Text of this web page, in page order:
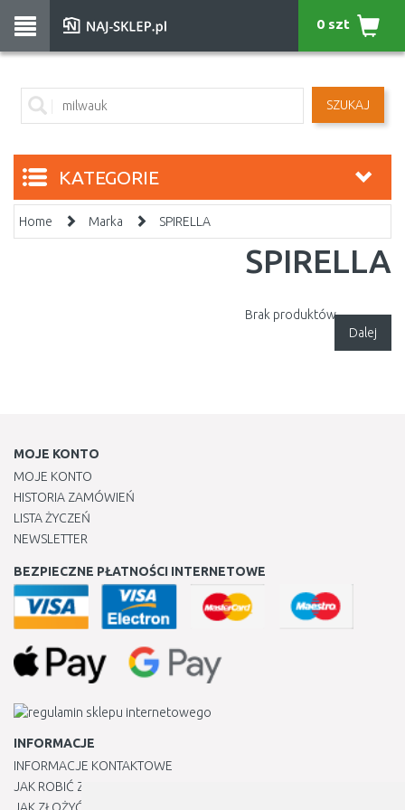
SZUKAJ
0 szt
KATEGORIE
Home Marka SPIRELLA
SPIRELLA
Brak produktów.
Dalej
MOJE KONTO
MOJE KONTO
HISTORIA ZAMÓWIEŃ
LISTA ŻYCZEŃ
NEWSLETTER
BEZPIECZNE PŁATNOŚCI INTERNETOWE
INFORMACJE
INFORMACJE KONTAKTOWE
JAK ROBIĆ ZAKUPY ?